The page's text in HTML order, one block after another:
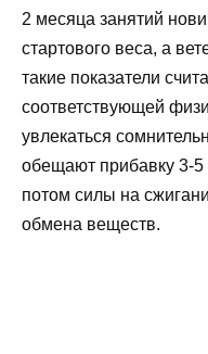
2 месяца занятий
стартового веса, а
такие показатели
соответствующей
увлекаться
обещают прибавку 3-5
потом силы на
обмена веществ.